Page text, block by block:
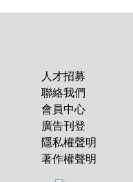
人才招募
聯絡我們
會員中心
廣告刊登
隱私權聲明
著作權聲明